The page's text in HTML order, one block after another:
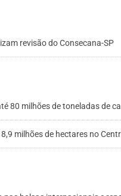
revisão do Consecana-SP
80 milhões de toneladas de
milhões de hectares no